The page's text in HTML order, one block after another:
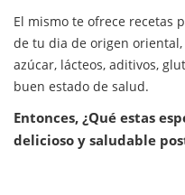
El mismo te ofrece recetas
de tu dia de origen
azúcar, lácteos, aditivos,
buen estado de salud.
Entonces, ¿Qué estas
delicioso y saludable